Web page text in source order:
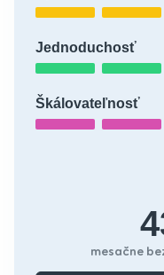
Jednoduchosť
Škálovateľnosť
mesačne